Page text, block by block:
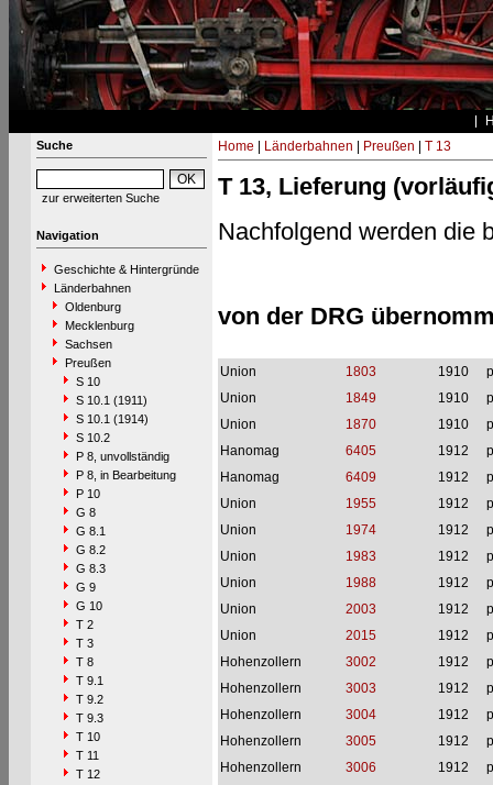
Suche
zur erweiterten Suche
Navigation
Geschichte & Hintergründe
Länderbahnen
Oldenburg
Mecklenburg
Sachsen
Preußen
S 10
S 10.1 (1911)
S 10.1 (1914)
S 10.2
P 8, unvollständig
P 8, in Bearbeitung
P 10
G 8
G 8.1
G 8.2
G 8.3
G 9
G 10
T 2
T 3
T 8
T 9.1
T 9.2
T 9.3
T 10
T 11
T 12
Home Länderbahnen Preußen T 13
T 13, Lieferung
Nachfolgend werden die
von der DRG
Union 1803 1910
Union
1849 1910
Union
1870 1910
Hanomag
6405 1912
Hanomag
6409 1912
Union
1955 1912
Union
1974 1912
Union
1983 1912
Union
1988 1912
Union
2003 1912
Union
2015 1912
Hohenzollern
3002 1912
Hohenzollern
3003 1912
Hohenzollern
3004 1912
Hohenzollern
3005 1912
Hohenzollern
3006 1912